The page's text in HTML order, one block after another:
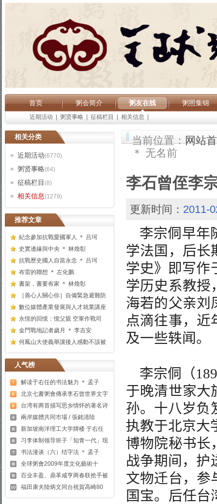
首页 粥会简介 粥友在线 粥照集锦
近期活动 粥贤事略 征稿栏目 相关信息
相关分类
近期活动(6770)
粥贤事略(64)
征稿栏目 (8)
相关信息(1279)
推荐文章
紀念參加抗戰愛國軍人 ＊ 吕珂
史實邊緣與中央 ＊ 林煥彰
抗戰歷史國人自當永念 ＊ 吕珂
布雷的聯想 ＊ 左化鵬
書架，書要有家 ＊ 林煥彰
［善心人關心你］自備緊急避難防
數位媒體產業發展與人才就業講座
永恆的回憶：憶父親 空軍作戰司
金門戰地記者歲月 ＊ 李吉安
何鳳山大使義舉讓後人感動不該被
人气榜
解读于右任的书法魅力 ＊ 孟子
北京七書粥會傳承李石曾世界文字
台湾有两首描写思乡情怀的著名诗
兩岸媒體共同市場 / 張銘清陸
新加坡南洋理工大学牌楼 于右任
习李体制领导班子「知青一代」现
书法漫谈（六）结字法 ＊ 孟子
全球粥會2009年度文化藝術十
百业丰盈、鼎革咸亨两春联抢手被
福田康夫陸炳文同台祝賀高崎80
当前位置：网站
＊ 无名前
李石曾侄李
更新时间： 2011-
李宗侗早年
学法国，后长
学史》即写作
学历史系教授
海若的父亲刘
点滴往事，近
及一些轶闻。
李宗侗（
于晚清世家大
孙。十八岁负
执教于北京大
博物院秘书长
战争期间，护
文物迁台，参
国宝。后任台